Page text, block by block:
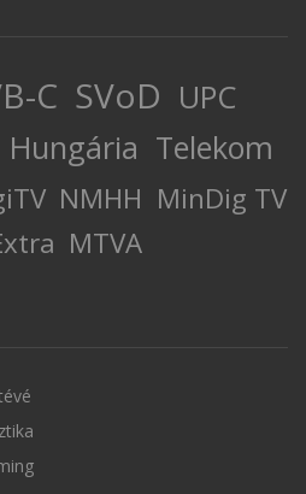
C SVoD UPC
Telekom
NMHH MinDig TV
MTVA